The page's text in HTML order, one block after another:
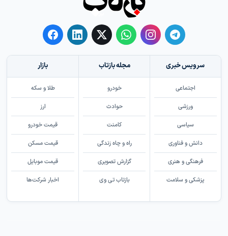
سرویس خبری
اجتماعی
ورزشی
سیاسی
دانش و فناوری
فرهنگی و هنری
پزشکی و سلامت
مجله بازتاب
خودرو
حوادث
کامنت
راه و چاه زندگی
گزارش تصویری
بازتاب تی وی
بازار
طلا و سکه
ارز
قیمت خودرو
قیمت مسکن
قیمت موبایل
اخبار شرکت‌ها